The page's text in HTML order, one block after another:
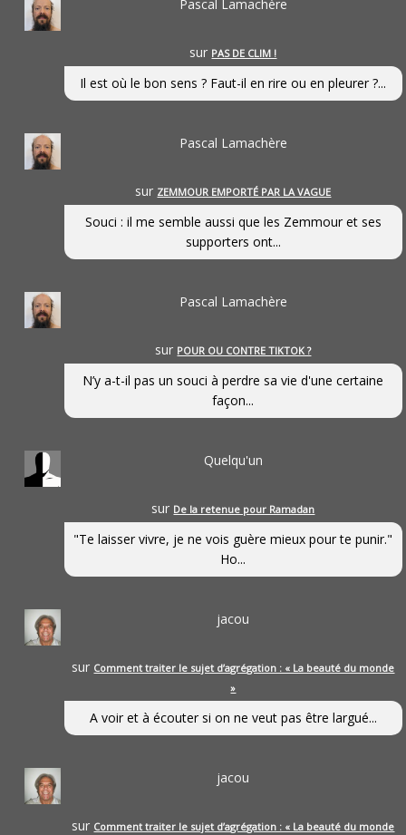
Pascal Lamachère
sur PAS DE CLIM !
Il est où le bon sens ? Faut-il en rire ou en pleurer ?...
Pascal Lamachère
sur ZEMMOUR EMPORTÉ PAR LA VAGUE
Souci : il me semble aussi que les Zemmour et ses
supporters ont...
Pascal Lamachère
sur POUR OU CONTRE TIKTOK ?
N’y a-t-il pas un souci à perdre sa vie d'une certaine
façon...
Quelqu'un
sur De la retenue pour Ramadan
"Te laisser vivre, je ne vois guère mieux pour te punir."
Ho...
jacou
sur Comment traiter le sujet d’agrégation : « La beauté du monde
»
A voir et à écouter si on ne veut pas être largué...
jacou
sur Comment traiter le sujet d’agrégation : « La beauté du monde